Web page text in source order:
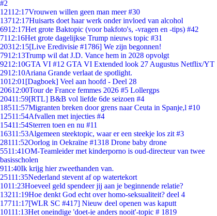
#2
12112:17Vrouwen willen geen man meer #30
13712:17Huisarts doet haar werk onder invloed van alcohol
6912:17Het grote Baktopic (voor bakfoto's, -vragen en -tips) #42
7112:16Het grote dagelijkse Trump nieuws topic #31
20312:15[Live Eredivisie #1786] We zijn begonnen!
7912:13Trump wil dat J.D. Vance hem in 2028 opvolgt
9212:10GTA VI #12 GTA VI Extended look 27 Augustus Netflix/YT
2912:10Ariana Grande verlaat de spotlight.
1012:01 [Dagboek] Veel aan hoofd - Deel 28
20612:00Tour de France femmes 2026 #5 Lollergps
20411:59[RTL] B&B vol liefde 6de seizoen #4
18511:57Migranten breken door grens naar Ceuta in Spanje,l #10
12511:54Afvallen met injecties #4
15411:54Sterren toen en nu #11
16311:53Algemeen steektopic, waar er een steekje los zit #3
28111:52Oorlog in Oekraïne #1318 Drone baby drone
5511:41OM-Teamleider met kinderporno is oud-directeur van twee
basisscholen
911:40Ik krijg hier zweethanden van.
25111:35Nederland stevent af op watertekort
1011:23Hoeveel geld spendeer jij aan je beginnende relatie?
13211:19Hoe denkt God echt over homo-seksualiteit? deel 4
17711:17[WLR SC #417] Nieuw deel openen was kaputt
10111:13Het oneindige 'doet-ie anders nooit'-topic # 1819